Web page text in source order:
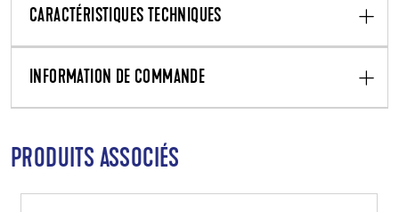
CARACTÉRISTIQUES TECHNIQUES
INFORMATION DE COMMANDE
PRODUITS ASSOCIÉS